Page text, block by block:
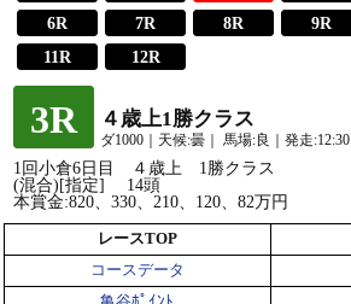
6R
7R 8R 9R
11R
12R
3R ４歳上1勝クラス
ダ1000｜天候:曇｜ 馬場:良｜発走:12:30
1回小倉6日目 ４歳上 1勝クラス
(混合)[指定] 14頭
本賞金:820、330、210、120、82万円
レースTOP
コースデータ